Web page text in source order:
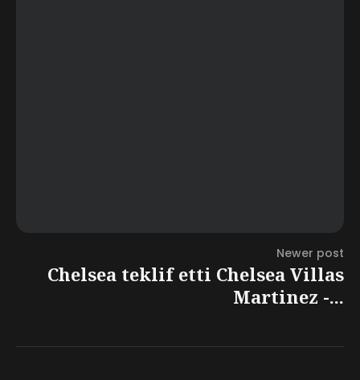
Newer post
Chelsea teklif etti Chelsea Villas
Martinez -...